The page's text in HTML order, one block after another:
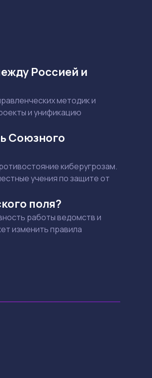
Россией и
методик и
и унификацию
Союзного
киберугрозам.
учения по защите от
поля?
работы ведомств и
изменить правила